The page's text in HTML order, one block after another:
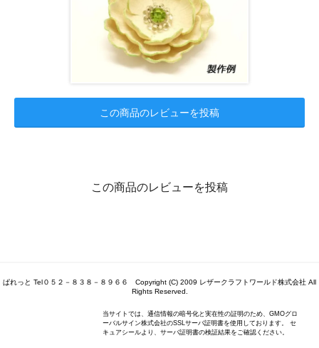
この商品のレビューを投稿
この商品のレビューを投稿
ぱれっと Tel０５２－８３８－８９６６ Copyright (C) 2009 レザークラフトワールド株式会社 All
Rights Reserved.
当サイトでは、通信情報の暗号化と実在性の証明のため、GMOグロ
ーバルサイン株式会社のSSLサーバ証明書を使用しております。 セ
キュアシールより、サーバ証明書の検証結果をご確認ください。